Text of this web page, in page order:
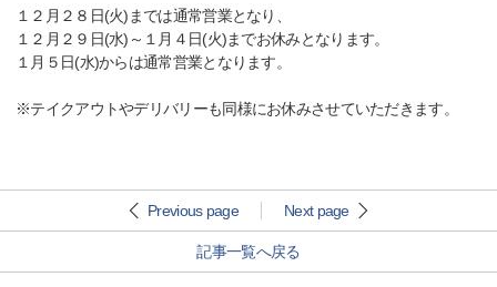
１２月２８日(火)までは通常営業となり、
１２月２９日(水)～１月４日(火)までお休みとなります。
１月５日(水)からは通常営業となります。
※テイクアウトやデリバリーも同様にお休みさせていただきます。
Previous page Next page
記事一覧へ戻る